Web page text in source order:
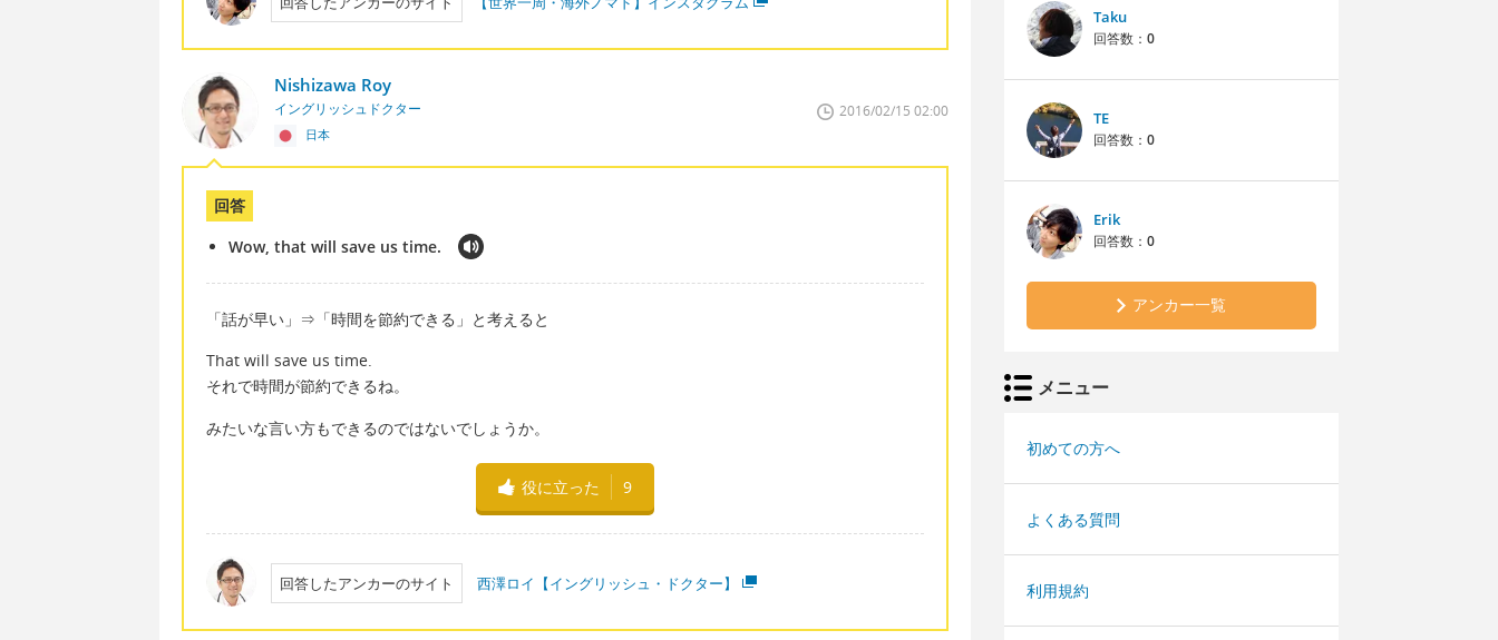
Nishizawa Roy
イングリッシュドクター
日本
2016/02/15 02:00
回答
Wow, that will save us time.
「話が早い」⇒「時間を節約できる」と考えると
That will save us time.
それで時間が節約できるね。
みたいな言い方もできるのではないでしょうか。
役に立った 9
回答したアンカーのサイト 西澤ロイ【イングリッシュ・ドクター】
Taku
回答数： 0
TE
回答数： 0
Erik
回答数： 0
アンカー一覧
メニュー
初めての方へ
よくある質問
利用規約